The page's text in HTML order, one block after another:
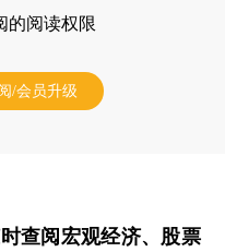
的阅读权限
/会员升级
时查阅宏观经济、股票